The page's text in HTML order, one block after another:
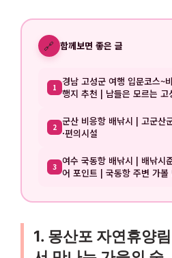
🔗 함께보면 좋은 글
1 경남 고성군 여행 입문코스~
행지 추천 | 남들은 모르는 고
2 군산 비응항 배낚시 | 고군산
·편의시설
3 여수 국동항 배낚시 | 배낚시
어 포인트 | 국동항 주변 가볼
1. 몽산포 자연휴양